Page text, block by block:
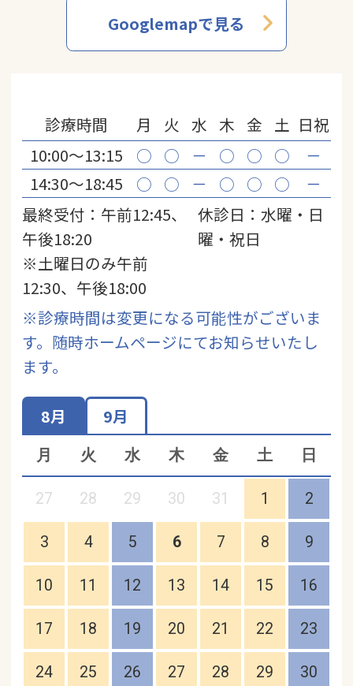
Googlemapで見る
最終受付：午前12:45、
午後18:20
※土曜日のみ午前
12:30、午後18:00
休診日：水曜・日
曜・祝日
※診療時間は変更になる可能性がございま
す。随時ホームページにてお知らせいたし
ます。
診療時間 月 火 水 木 金 土 日祝
10:00〜13:15
○ ○ － ○ ○ ○
－
14:30〜18:45
○ ○ － ○ ○ ○ －
8月 9月
月 火 水 木 金 土 日
27 28 29 30 31 1 2
3 4 5 6 7 8 9
10 11 12 13 14 15 16
17 18 19 20 21 22 23
24 25 26 27 28 29 30